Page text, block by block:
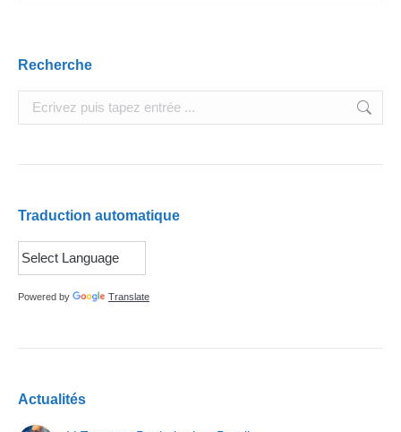
Recherche
Search:
Traduction automatique
Powered by Translate
Actualités